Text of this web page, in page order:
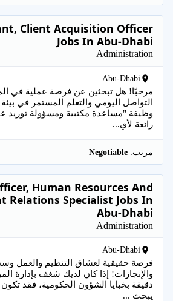
Client Acquisition Officer
Jobs In Abu-Dhabi
Administration
Abu-Dhabi
مرحبًا! هل تبحثين عن فرصة عملية في
التواصل اليومي والتعلم المستمر في بيئة
وظيفة "مساعدة مكتبية ومسؤولة توريد
رائعة لأي...
مرتب:
Human Resources And
Relations Specialist Jobs In
Abu-Dhabi
Administration
Abu-Dhabi
فرصة حقيقية لعشاق التنظيم والعمل
والإنجازات! إذا كان لديك شغف بإدارة
دقيقة بخبايا الشؤون الحكومية، فقد
يبحث ...